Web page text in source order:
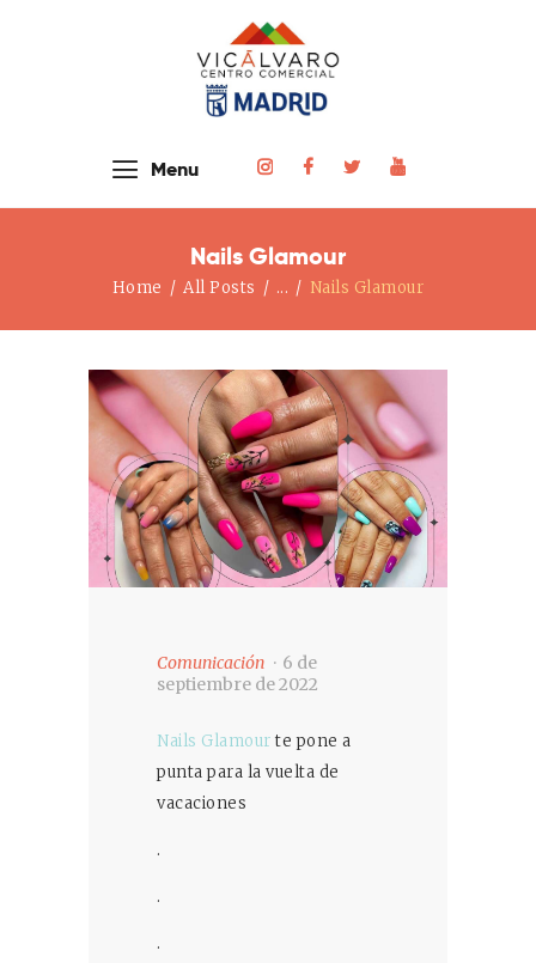
Menu
Nails Glamour
Home All Posts ... Nails Glamour
Home
El Centro
Comunicación
6 de
septiembre de 2022
Nails Glamour te pone a
punta para la vuelta de
vacaciones
.
.
.